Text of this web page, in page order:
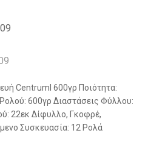
Centruml 600γρ Ποιότητα:
600γρ Διαστάσεις Φύλλου:
22εκ Δίφυλλο, Γκοφρέ,
Συσκευασία: 12 Ρολά